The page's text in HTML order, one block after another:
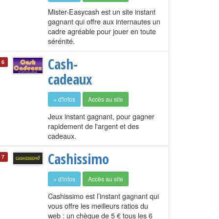
Mister-Easycash est un site instant
gagnant qui offre aux internautes un
cadre agréable pour jouer en toute
sérénité.
6 Cash-
cadeaux
+ d'infos Accès au site
Jeux instant gagnant, pour gagner
rapidement de l'argent et des
cadeaux.
7 Cashissimo
+ d'infos Accès au site
Cashissimo est l’instant gagnant qui
vous offre les meilleurs ratios du
web : un chèque de 5 € tous les 6